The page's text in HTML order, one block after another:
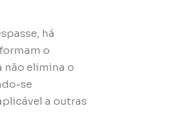
há
o
não elimina o
se
a outras